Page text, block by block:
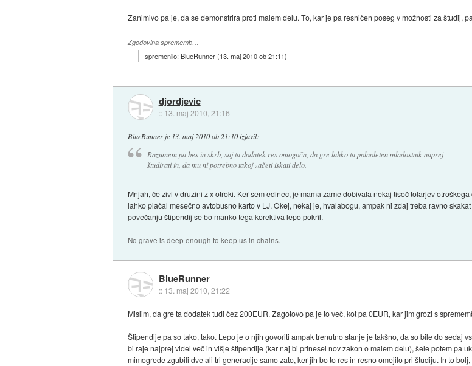
Zanimivo pa je, da se demonstrira proti malem delu. To, kar je pa resničen poseg v možnosti za študij,
Zgodovina sprememb…
spremenilo:BlueRunner(13. maj 2010 ob 21:11)
djordjevic
:: 13. maj 2010, 21:16
BlueRunner je 13. maj 2010 ob 21:10 izjavil:
Razumem pa bes in skrb, saj ta dodatek res omogoča, da gre lahko ta polnoleten mladostnik naprej
študirati in, da mu ni potrebno takoj začeti iskati delo.
Mnjah, če živi v družini z x otroki. Ker sem edinec, je mama zame dobivala nekaj tisoč tolarjev
lahko plačal mesečno avtobusno karto v LJ. Okej, nekaj je, hvalabogu, ampak ni zdaj treba ravno
povečanju štipendij se bo manko tega korektiva lepo pokril.
No grave is deep enough to keep us in chains.
BlueRunner
:: 13. maj 2010, 21:22
Mislim, da gre ta dodatek tudi čez 200EUR. Zagotovo pa je to več, kot pa 0EUR, kar jim grozi s
Štipendije pa so tako, tako. Lepo je o njih govoriti ampak trenutno stanje je takšno, da so bile do sedaj
bi raje najprej videl več in višje štipendije (kar naj bi prinesel nov zakon o malem delu), šele potem pa
mimogrede zgubili dve ali tri generacije samo zato, ker jih bo to res in resno omejilo pri študiju. In to